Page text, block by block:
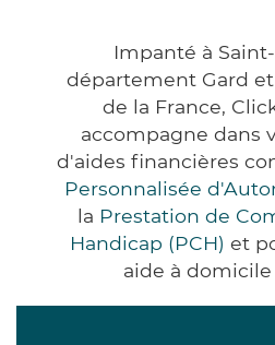
Impanté à
département Gard
de la France,
accompagne dans
d'aides financières
Personnalisée
la Prestation de
Handicap (PCH) et
aide à